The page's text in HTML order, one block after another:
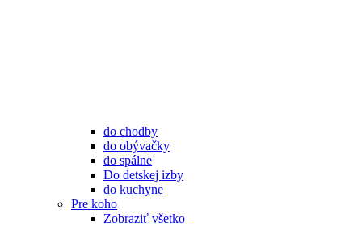
do chodby
do obývačky
do spálne
Do detskej izby
do kuchyne
Pre koho
Zobraziť všetko